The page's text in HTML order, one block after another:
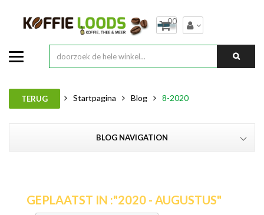
00
TERUG Startpagina Blog 8-2020
BLOG NAVIGATION
GEPLAATST IN :"2020 - AUGUSTUS"